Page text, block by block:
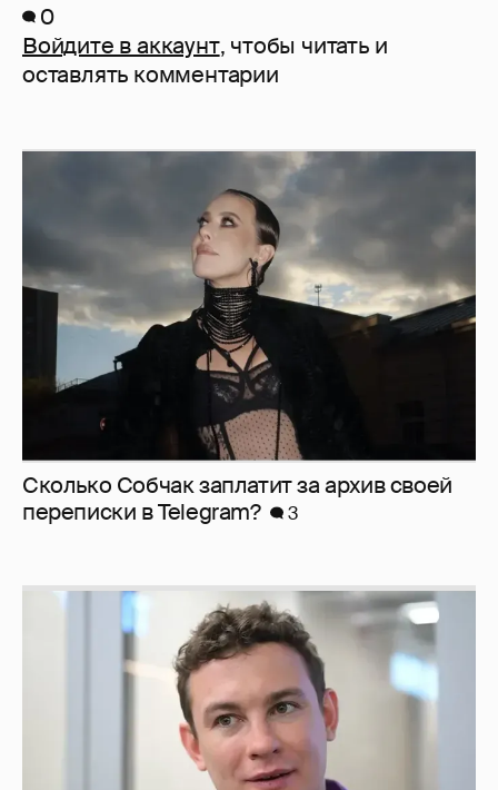
0
Войдите в аккаунт, чтобы читать и
оставлять комментарии
Сколько Собчак заплатит за архив своей
перeписки в Telegram?
3